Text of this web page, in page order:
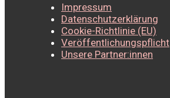
Impressum
Datenschutzerklärung
Cookie-Richtlinie (EU)
Veröffentlichungspflicht
Unsere Partner:innen